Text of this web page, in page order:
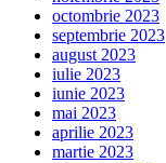
octombrie 2023
septembrie 2023
august 2023
iulie 2023
iunie 2023
mai 2023
aprilie 2023
martie 2023